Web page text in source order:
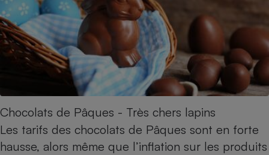
Chocolats de Pâques - Très chers lapins
Les tarifs des chocolats de Pâques sont en forte
hausse, alors même que l’inflation sur les produits